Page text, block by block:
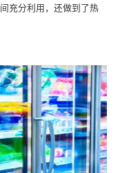
充分利用，还做到了热